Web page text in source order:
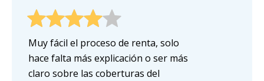
Muy fácil el proceso de renta, solo
hace falta más explicación o ser más
claro sobre las coberturas del